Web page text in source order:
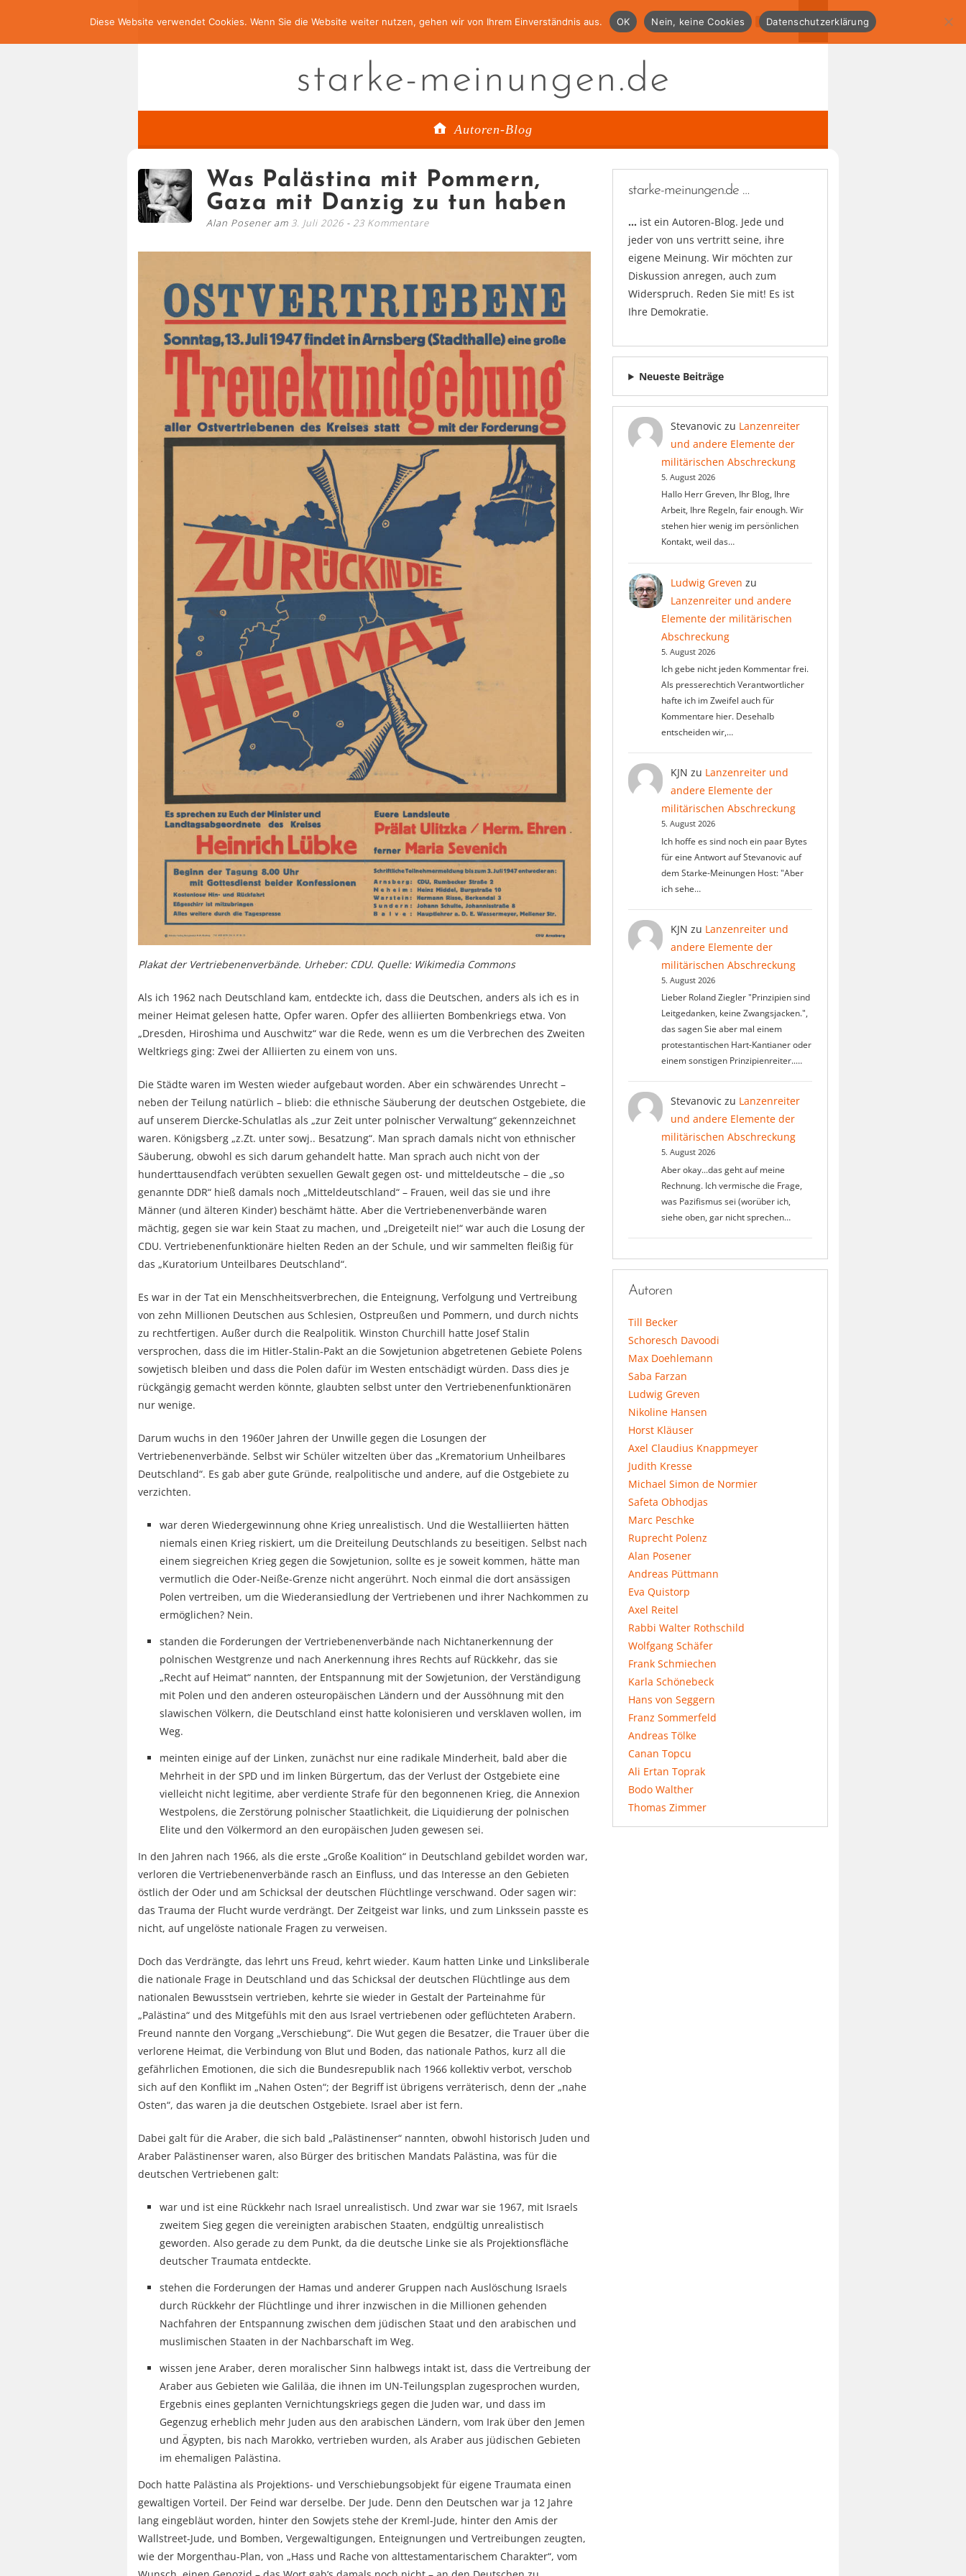
starke-meinungen.de
Autoren-Blog
Was Palästina mit Pommern,
Gaza mit Danzig zu tun haben
Alan Posener am 3. Juli 2026 23 Kommentare
Plakat der Vertriebenenverbände. Urheber: CDU. Quelle: Wikimedia Commons
Als ich 1962 nach Deutschland kam, entdeckte ich, dass die Deutschen, anders als ich es in
meiner Heimat gelesen hatte, Opfer waren. Opfer des alliierten Bombenkriegs etwa. Von
„Dresden, Hiroshima und Auschwitz“ war die Rede, wenn es um die Verbrechen des Zweiten
Weltkriegs ging: Zwei der Alliierten zu einem von uns.
Die Städte waren im Westen wieder aufgebaut worden. Aber ein schwärendes Unrecht –
neben der Teilung natürlich – blieb: die ethnische Säuberung der deutschen Ostgebiete, die
auf unserem Diercke-Schulatlas als „zur Zeit unter polnischer Verwaltung“ gekennzeichnet
waren. Königsberg „z.Zt. unter sowj.. Besatzung“. Man sprach damals nicht von ethnischer
Säuberung, obwohl es sich darum gehandelt hatte. Man sprach auch nicht von der
hunderttausendfach verübten sexuellen Gewalt gegen ost- und mitteldeutsche – die „so
genannte DDR“ hieß damals noch „Mitteldeutschland“ – Frauen, weil das sie und ihre
Männer (und älteren Kinder) beschämt hätte. Aber die Vertriebenenverbände waren
mächtig, gegen sie war kein Staat zu machen, und „Dreigeteilt nie!“ war auch die Losung der
CDU. Vertriebenenfunktionäre hielten Reden an der Schule, und wir sammelten fleißig für
das „Kuratorium Unteilbares Deutschland“.
Es war in der Tat ein Menschheitsverbrechen, die Enteignung, Verfolgung und Vertreibung
von zehn Millionen Deutschen aus Schlesien, Ostpreußen und Pommern, und durch nichts
zu rechtfertigen. Außer durch die Realpolitik. Winston Churchill hatte Josef Stalin
versprochen, dass die im Hitler-Stalin-Pakt an die Sowjetunion abgetretenen Gebiete Polens
sowjetisch bleiben und dass die Polen dafür im Westen entschädigt würden. Dass dies je
rückgängig gemacht werden könnte, glaubten selbst unter den Vertriebenenfunktionären
nur wenige.
Darum wuchs in den 1960er Jahren der Unwille gegen die Losungen der
Vertriebenenverbände. Selbst wir Schüler witzelten über das „Krematorium Unheilbares
Deutschland“. Es gab aber gute Gründe, realpolitische und andere, auf die Ostgebiete zu
verzichten.
war deren Wiedergewinnung ohne Krieg unrealistisch. Und die Westalliierten hätten
niemals einen Krieg riskiert, um die Dreiteilung Deutschlands zu beseitigen. Selbst nach
einem siegreichen Krieg gegen die Sowjetunion, sollte es je soweit kommen, hätte man
vermutlich die Oder-Neiße-Grenze nicht angerührt. Noch einmal die dort ansässigen
Polen vertreiben, um die Wiederansiedlung der Vertriebenen und ihrer Nachkommen zu
ermöglichen? Nein.
standen die Forderungen der Vertriebenenverbände nach Nichtanerkennung der
polnischen Westgrenze und nach Anerkennung ihres Rechts auf Rückkehr, das sie
„Recht auf Heimat“ nannten, der Entspannung mit der Sowjetunion, der Verständigung
mit Polen und den anderen osteuropäischen Ländern und der Aussöhnung mit den
slawischen Völkern, die Deutschland einst hatte kolonisieren und versklaven wollen, im
Weg.
meinten einige auf der Linken, zunächst nur eine radikale Minderheit, bald aber die
Mehrheit in der SPD und im linken Bürgertum, das der Verlust der Ostgebiete eine
vielleicht nicht legitime, aber verdiente Strafe für den begonnenen Krieg, die Annexion
Westpolens, die Zerstörung polnischer Staatlichkeit, die Liquidierung der polnischen
Elite und den Völkermord an den europäischen Juden gewesen sei.
In den Jahren nach 1966, als die erste „Große Koalition“ in Deutschland gebildet worden war,
verloren die Vertriebenenverbände rasch an Einfluss, und das Interesse an den Gebieten
östlich der Oder und am Schicksal der deutschen Flüchtlinge verschwand. Oder sagen wir:
das Trauma der Flucht wurde verdrängt. Der Zeitgeist war links, und zum Linkssein passte es
nicht, auf ungelöste nationale Fragen zu verweisen.
Doch das Verdrängte, das lehrt uns Freud, kehrt wieder. Kaum hatten Linke und Linksliberale
die nationale Frage in Deutschland und das Schicksal der deutschen Flüchtlinge aus dem
nationalen Bewusstsein vertrieben, kehrte sie wieder in Gestalt der Parteinahme für
„Palästina“ und des Mitgefühls mit den aus Israel vertriebenen oder geflüchteten Arabern.
Freund nannte den Vorgang „Verschiebung“. Die Wut gegen die Besatzer, die Trauer über die
verlorene Heimat, die Verbindung von Blut und Boden, das nationale Pathos, kurz all die
gefährlichen Emotionen, die sich die Bundesrepublik nach 1966 kollektiv verbot, verschob
sich auf den Konflikt im „Nahen Osten“; der Begriff ist übrigens verräterisch, denn der „nahe
Osten“, das waren ja die deutschen Ostgebiete. Israel aber ist fern.
Dabei galt für die Araber, die sich bald „Palästinenser“ nannten, obwohl historisch Juden und
Araber Palästinenser waren, also Bürger des britischen Mandats Palästina, was für die
deutschen Vertriebenen galt:
war und ist eine Rückkehr nach Israel unrealistisch. Und zwar war sie 1967, mit Israels
zweitem Sieg gegen die vereinigten arabischen Staaten, endgültig unrealistisch
geworden. Also gerade zu dem Punkt, da die deutsche Linke sie als Projektionsfläche
deutscher Traumata entdeckte.
stehen die Forderungen der Hamas und anderer Gruppen nach Auslöschung Israels
durch Rückkehr der Flüchtlinge und ihrer inzwischen in die Millionen gehenden
Nachfahren der Entspannung zwischen dem jüdischen Staat und den arabischen und
muslimischen Staaten in der Nachbarschaft im Weg.
wissen jene Araber, deren moralischer Sinn halbwegs intakt ist, dass die Vertreibung der
Araber aus Gebieten wie Galiläa, die ihnen im UN-Teilungsplan zugesprochen wurden,
Ergebnis eines geplanten Vernichtungskriegs gegen die Juden war, und dass im
Gegenzug erheblich mehr Juden aus den arabischen Ländern, vom Irak über den Jemen
und Ägypten, bis nach Marokko, vertrieben wurden, als Araber aus jüdischen Gebieten
im ehemaligen Palästina.
Doch hatte Palästina als Projektions- und Verschiebungsobjekt für eigene Traumata einen
gewaltigen Vorteil. Der Feind war derselbe. Der Jude. Denn den Deutschen war ja 12 Jahre
lang eingebläut worden, hinter den Sowjets stehe der Kreml-Jude, hinter den Amis der
Wallstreet-Jude, und Bomben, Vergewaltigungen, Enteignungen und Vertreibungen zeugten,
wie der Morgenthau-Plan, von „Hass und Rache von alttestamentarischem Charakter“, vom
starke-meinungen.de …
… ist ein Autoren-Blog. Jede und
jeder von uns vertritt seine, ihre
eigene Meinung. Wir möchten zur
Diskussion anregen, auch zum
Widerspruch. Reden Sie mit! Es ist
Ihre Demokratie.
Neueste Beiträge
Stevanovic zu Lanzenreiter
und andere Elemente der
militärischen Abschreckung
5. August 2026
Hallo Herr Greven, Ihr Blog, Ihre
Arbeit, Ihre Regeln, fair enough. Wir
stehen hier wenig im persönlichen
Kontakt, weil das…
Ludwig Greven zu
Lanzenreiter und andere
Elemente der militärischen
Abschreckung
5. August 2026
Ich gebe nicht jeden Kommentar frei.
Als presserechtich Verantwortlicher
hafte ich im Zweifel auch für
Kommentare hier. Desehalb
entscheiden wir,…
KJN zu Lanzenreiter und
andere Elemente der
militärischen Abschreckung
5. August 2026
Ich hoffe es sind noch ein paar Bytes
für eine Antwort auf Stevanovic auf
dem Starke-Meinungen Host: "Aber
ich sehe…
KJN zu Lanzenreiter und
andere Elemente der
militärischen Abschreckung
5. August 2026
Lieber Roland Ziegler "Prinzipien sind
Leitgedanken, keine Zwangsjacken.",
das sagen Sie aber mal einem
protestantischen Hart-Kantianer oder
einem sonstigen Prinzipienreiter..…
Stevanovic zu Lanzenreiter
und andere Elemente der
militärischen Abschreckung
5. August 2026
Aber okay...das geht auf meine
Rechnung. Ich vermische die Frage,
was Pazifismus sei (worüber ich,
siehe oben, gar nicht sprechen…
Autoren
Till Becker
Schoresch Davoodi
Max Doehlemann
Saba Farzan
Ludwig Greven
Nikoline Hansen
Horst Kläuser
Axel Claudius Knappmeyer
Judith Kresse
Michael Simon de Normier
Safeta Obhodjas
Marc Peschke
Ruprecht Polenz
Alan Posener
Andreas Püttmann
Eva Quistorp
Axel Reitel
Rabbi Walter Rothschild
Wolfgang Schäfer
Frank Schmiechen
Karla Schönebeck
Hans von Seggern
Franz Sommerfeld
Andreas Tölke
Canan Topcu
Ali Ertan Toprak
Bodo Walther
Thomas Zimmer
Diese Website verwendet Cookies. Wenn Sie die Website weiter nutzen, gehen wir von Ihrem Einverständnis aus. OK Nein, keine Cookies Datenschutzerklärung